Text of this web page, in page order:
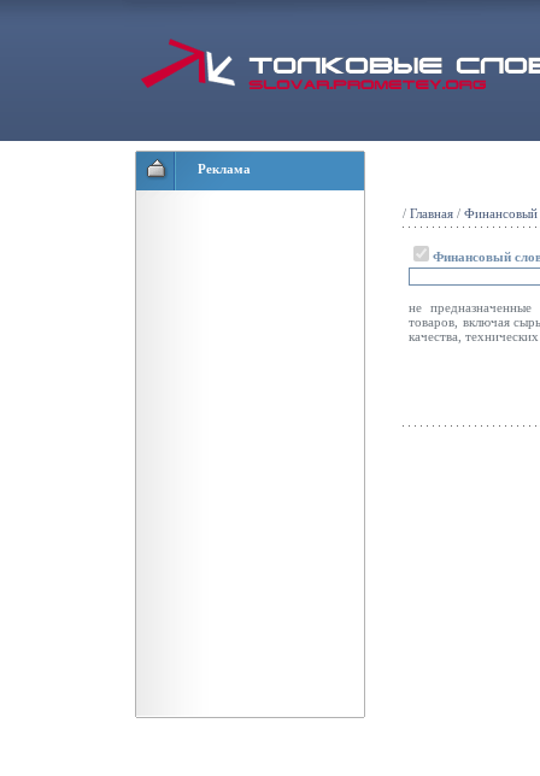
Реклама
/ Главная / Финансовый
Финансовый
не
товаров, включая
качества,